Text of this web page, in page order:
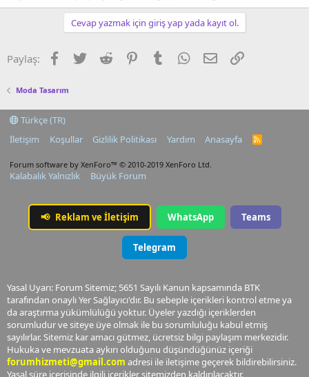
Cevap yazmak için giriş yap yada kayıt ol.
Paylaş: Facebook
TwitterReddit PinterestTumblrWhatsApp
E-postaLink
Moda Tasarım
Türkçe (TR)
İletişim
Koşullar Gizlilik Politikası Yardım Anasayfa
R
Forum software by XenForo™ © 2010-2019 XenForo Ltd.
Kalabalık Yalnızlık Büyük Forum
📢 Reklam ve İletişim WhatsApp Teams
Telegram
Yasal Uyarı: Forum Sitemiz; 5651 Sayılı Kanun kapsamında BTK
tarafından onaylı Yer Sağlayıcı'dır. Bu sebeple içerikleri kontrol etme ya
da araştırma yükümlülüğü yoktur. Üyeler yazdığı içeriklerden
sorumludur ve siteye üye olmak ile bu sorumluluğu kabul etmiş
sayılırlar. Sitemiz kar amacı gütmez, ücretsiz bilgi paylaşım merkezidir.
Hukuka ve mevzuata aykırı olduğunu düşündüğünüz içeriği
forumhizmeti@gmail.com adresi ile iletişime geçerek bildirebilirsiniz.
Yasal süre içerisinde ilgili içerikler sitemizden kaldırılacaktır.